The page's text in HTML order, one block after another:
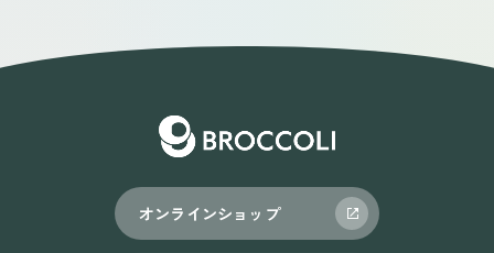
オンラインショップ